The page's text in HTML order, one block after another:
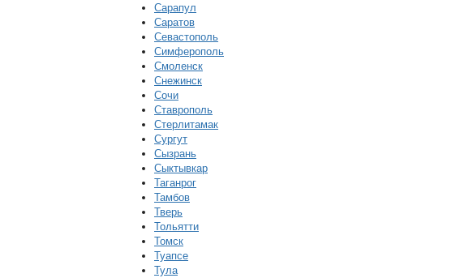
Сарапул
Саратов
Севастополь
Симферополь
Смоленск
Снежинск
Сочи
Ставрополь
Стерлитамак
Сургут
Сызрань
Сыктывкар
Таганрог
Тамбов
Тверь
Тольятти
Томск
Туапсе
Тула